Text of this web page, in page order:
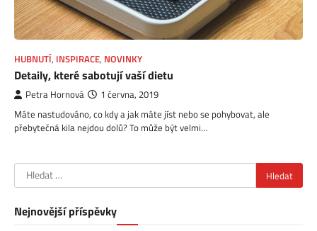
HUBNUTÍ, INSPIRACE, NOVINKY
Detaily, které sabotují vaší dietu
Petra Hornová 1 června, 2019
Máte nastudováno, co kdy a jak máte jíst nebo se pohybovat, ale
přebytečná kila nejdou dolů? To může být velmi…
Vyhledávání
Nejnovější příspěvky